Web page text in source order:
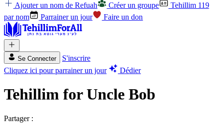
Ajouter un nom de Refuah Créer un groupe
Tehillim 119
par nom
Parrainer un jour Faire un don
Se Connecter
S'inscrire
Cliquez ici pour parrainer un jour
Dédier
Tehillim for Uncle Bob
Partager :